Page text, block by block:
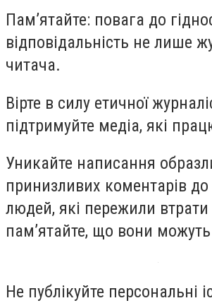
Пам’ятайте: повага до
відповідальність не лише
читача.
Вірте в силу етичної
підтримуйте медіа, які
Уникайте написання
принизливих коментарів до
людей, які пережили
пам’ятайте, що вони
Не публікуйте персональні